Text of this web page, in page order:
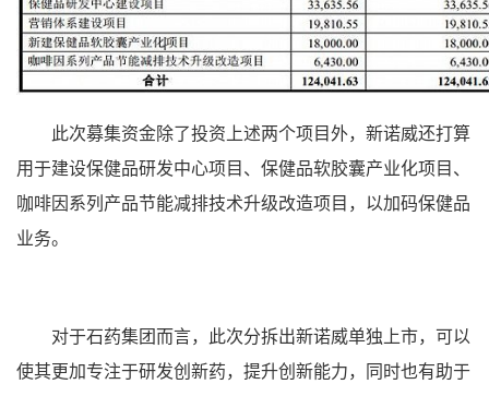
此次募集资金除了投资上述两个项目外，新诺威还打算
用于建设保健品研发中心项目、保健品软胶囊产业化项目、
咖啡因系列产品节能减排技术升级改造项目，以加码保健品
业务。
对于石药集团而言，此次分拆出新诺威单独上市，可以
使其更加专注于研发创新药，提升创新能力，同时也有助于